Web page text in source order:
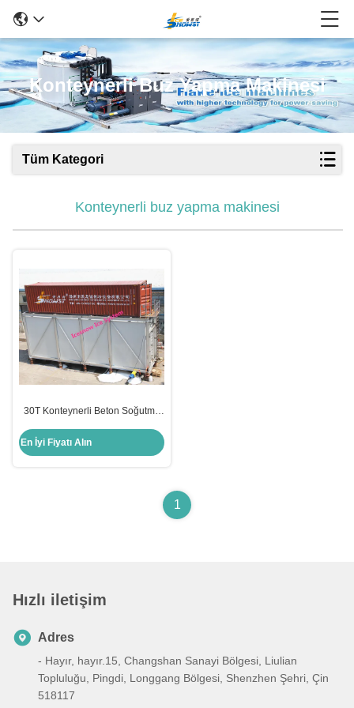
Konteynerli Buz Yapma Makinesi
Tüm Kategori
Konteynerli buz yapma makinesi
30T Konteynerli Beton Soğutma
Fabrikası
En İyi Fiyatı Alın
1
Hızlı iletişim
Adres
- Hayır, hayır.15, Changshan Sanayi Bölgesi, Liulian
Topluluğu, Pingdi, Longgang Bölgesi, Shenzhen Şehri, Çin
518117